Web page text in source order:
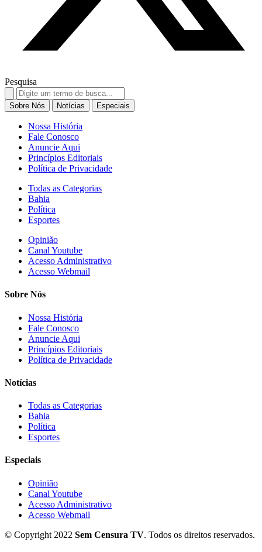
Pesquisa
Search
for:
Sobre Nós Notícias Especiais
Nossa História
Fale Conosco
Anuncie Aqui
Princípios Editoriais
Política de Privacidade
Todas as Categorias
Bahia
Política
Esportes
Opinião
Canal Youtube
Acesso Administrativo
Acesso Webmail
Sobre Nós
Nossa História
Fale Conosco
Anuncie Aqui
Princípios Editoriais
Política de Privacidade
Notícias
Todas as Categorias
Bahia
Política
Esportes
Especiais
Opinião
Canal Youtube
Acesso Administrativo
Acesso Webmail
© Copyright 2022 Sem Censura TV. Todos os direitos reservados.